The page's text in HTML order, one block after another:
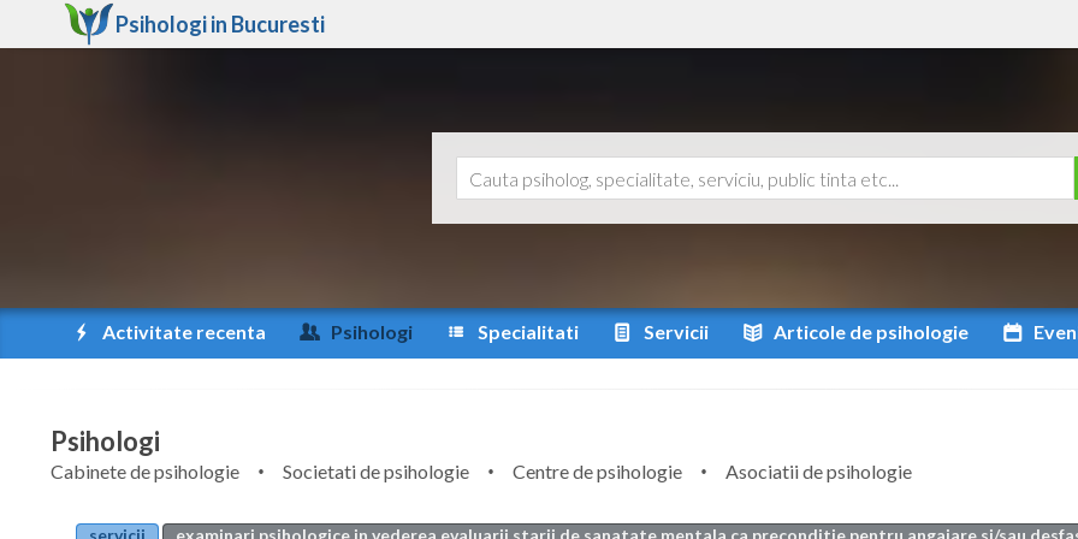
Psihologi in Bucuresti
Activitate recenta Psihologi Specialitati Servicii Articole de psihologie
Psihologi
Cabinete de psihologie Societati de psihologie Centre de psihologie
Asociatii de psihologie
servicii examinari psihologice in vederea evaluarii starii de sanatate mentala ca preconditie pentru angajare si/sau